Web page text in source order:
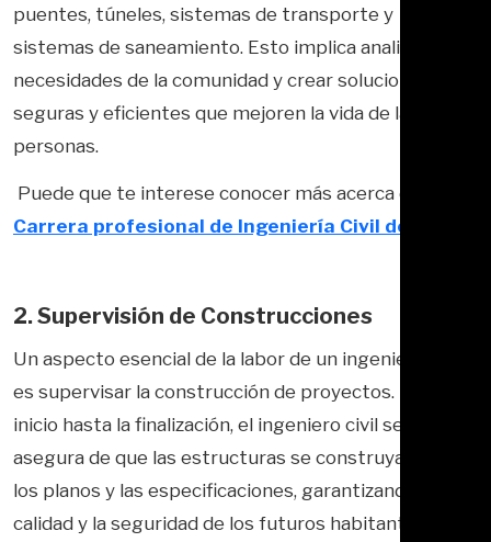
puentes, túneles, sistemas de transporte y
sistemas de saneamiento. Esto implica analizar las
necesidades de la comunidad y crear soluciones
seguras y eficientes que mejoren la vida de las
personas.
Puede que te interese conocer más acerca de la
Carrera profesional de Ingeniería Civil de UTP
2. Supervisión de Construcciones
Un aspecto esencial de la labor de un ingeniero civil
es supervisar la construcción de proyectos. Desde el
inicio hasta la finalización, el ingeniero civil se
asegura de que las estructuras se construyan según
los planos y las especificaciones, garantizando la
calidad y la seguridad de los futuros habitantes.